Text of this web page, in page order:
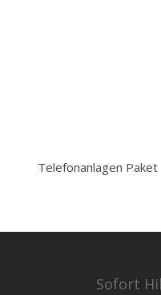
Telefonanlagen Paket
Sofort